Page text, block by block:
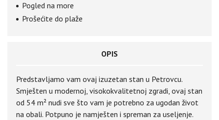
Pogled na more
Prošećite do plaže
OPIS
Predstavljamo vam ovaj izuzetan stan u Petrovcu.
Smješten u modernoj, visokokvalitetnoj zgradi, ovaj stan
od 54 m² nudi sve što vam je potrebno za ugodan život
na obali. Potpuno je namješten i spreman za useljenje.